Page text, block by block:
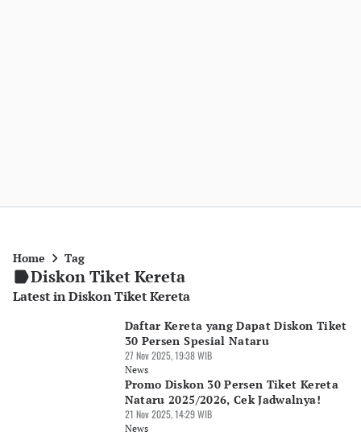
Home Tag
Diskon Tiket Kereta
Latest in Diskon Tiket Kereta
Daftar Kereta yang Dapat Diskon Tiket
30 Persen Spesial Nataru
27 Nov 2025, 19:38 WIB
News
Promo Diskon 30 Persen Tiket Kereta
Nataru 2025/2026, Cek Jadwalnya!
21 Nov 2025, 14:29 WIB
News